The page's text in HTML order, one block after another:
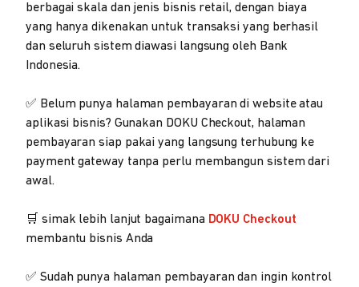
berbagai skala dan jenis bisnis retail, dengan biaya
yang hanya dikenakan untuk transaksi yang berhasil
dan seluruh sistem diawasi langsung oleh Bank
Indonesia.
✅ Belum punya halaman pembayaran di website atau
aplikasi bisnis? Gunakan DOKU Checkout, halaman
pembayaran siap pakai yang langsung terhubung ke
payment gateway tanpa perlu membangun sistem dari
awal.
🛒 simak lebih lanjut bagaimana DOKU Checkout
membantu bisnis Anda
✅ Sudah punya halaman pembayaran dan ingin kontrol